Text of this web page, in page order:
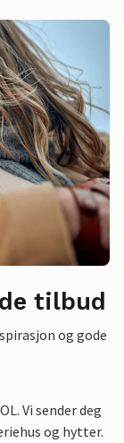
tilbud
og gode
Vi sender deg
og hytter.